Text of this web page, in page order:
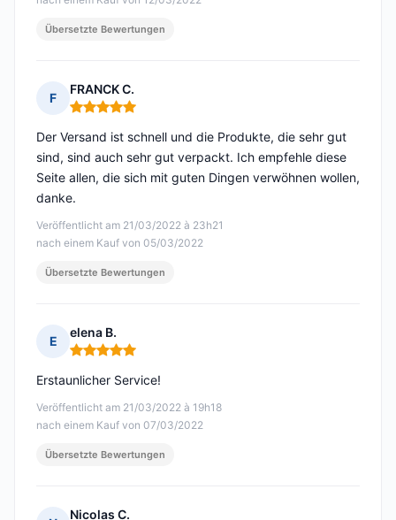
Übersetzte Bewertungen
F
FRANCK C.
Hinweis: 5 von 5
Veröffentlicht am 21/03/2022 à 23h21
nach einem Kauf von 05/03/2022
Der Versand ist schnell und die Produkte, die sehr gut
sind, sind auch sehr gut verpackt. Ich empfehle diese
Seite allen, die sich mit guten Dingen verwöhnen wollen,
danke.
Übersetzte Bewertungen
E
elena B.
Hinweis: 5 von 5
Veröffentlicht am 21/03/2022 à 19h18
nach einem Kauf von 07/03/2022
Erstaunlicher Service!
Übersetzte Bewertungen
Nicolas C.